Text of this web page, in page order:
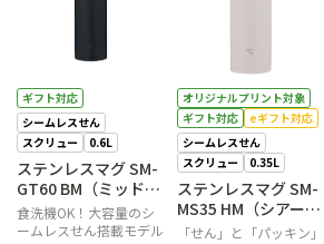
ギフト対応
シームレスせん
スクリュー
0.6L
ステンレスマグ SM-
GT60 BM（ミッドナ
イトブラック）
食洗機OK！大容量のシ
ームレスせん搭載モデル
オリジナルプリント対象
ギフト対応
eギフト対応
シームレスせん
スクリュー
0.35L
ステンレスマグ SM-
MS35 HM（シアーグ
レー）
「せん」と「パッキン」